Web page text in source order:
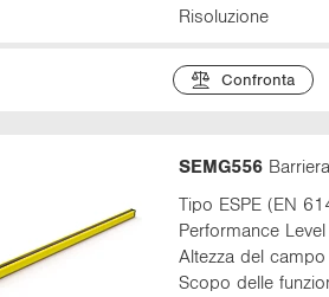
Risoluzione
Confronta
SEMG556
Tipo ESPE (EN
Performance
Altezza del
Scopo delle